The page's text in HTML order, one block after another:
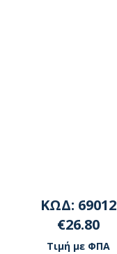
ΚΩΔ: 69012
€26.80
Τιμή με ΦΠΑ